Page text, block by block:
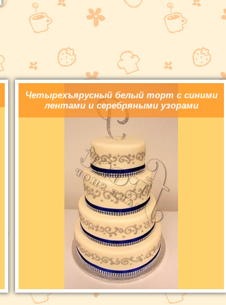
Четырехъярусный белый торт с синими
лентами и серебряными узорами